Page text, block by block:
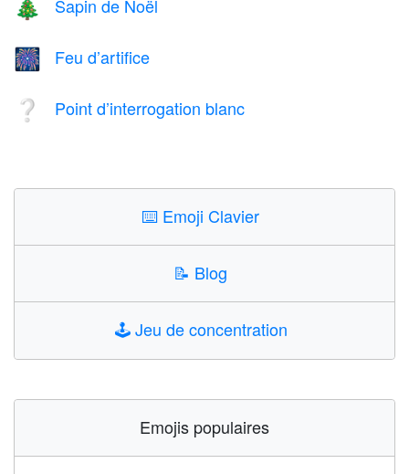
🎄 Sapin de Noël
🎆 Feu d’artifice
❔ Point d’interrogation blanc
⌨️ Emoji Clavier
📝 Blog
🕹️Jeu de concentration
Emojis populaires